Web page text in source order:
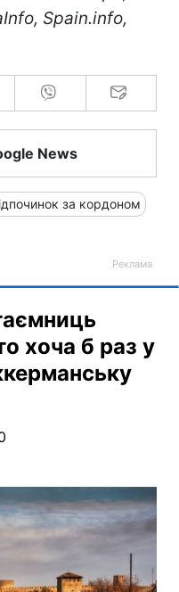
Spain.info,
News
за кордоном
хоча б раз у